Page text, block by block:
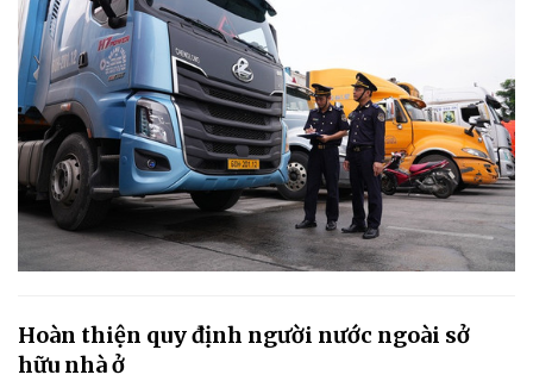
Hoàn thiện quy định người nước ngoài sở
hữu nhà ở